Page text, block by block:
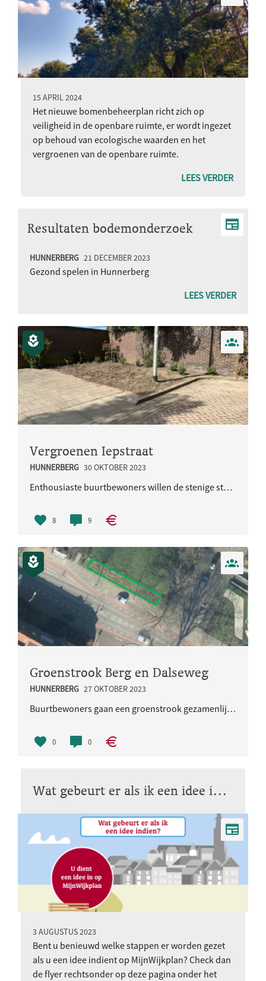
15 APRIL 2024
Het nieuwe bomenbeheerplan richt zich op
veiligheid in de openbare ruimte, er wordt ingezet
op behoud van ecologische waarden en het
vergroenen van de openbare ruimte.
LEES VERDER
Resultaten bodemonderzoek
HUNNERBERG 21 DECEMBER 2023
Gezond spelen in Hunnerberg
LEES VERDER
Vergroenen Iepstraat
HUNNERBERG 30 OKTOBER 2023
Enthousiaste buurtbewoners willen de stenige stoep in de Iepstraat gaan vergroenen en gezamenlijk ..
8 9
Groenstrook Berg en Dalseweg
HUNNERBERG 27 OKTOBER 2023
Buurtbewoners gaan een groenstrook gezamenlijk inrichten met inheemse planten en onderhouden.
0 0
Wat gebeurt er als ik een idee indien?
3 AUGUSTUS 2023
Bent u benieuwd welke stappen er worden gezet
als u een idee indient op MijnWijkplan? Check dan
de flyer rechtsonder op deze pagina onder het